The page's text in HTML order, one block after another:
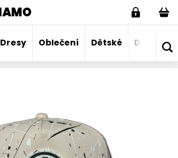
Dresy Oblečení Dětské